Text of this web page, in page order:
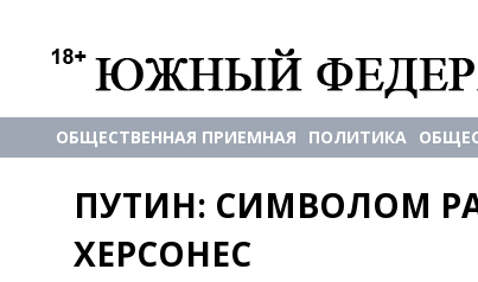
ОБЩЕСТВЕННАЯ ПРИЕМНАЯ ПОЛИТИКА
ПУТИН: СИМВОЛОМ
ХЕРСОНЕС